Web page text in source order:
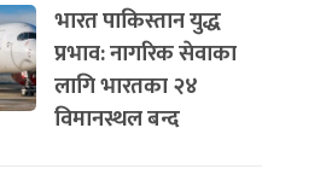
भारत पाकिस्तान युद्ध
प्रभाव: नागरिक सेवाका
लागि भारतका २४
विमानस्थल बन्द